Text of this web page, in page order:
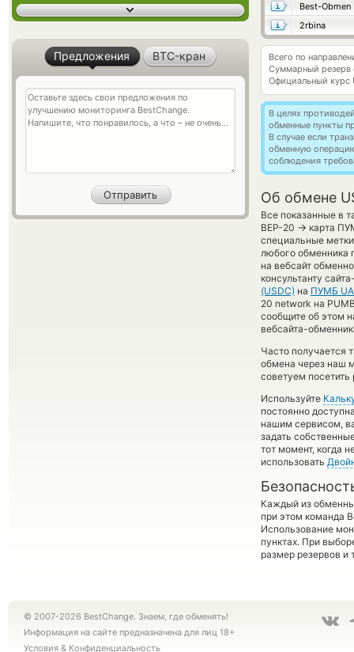
Best-Obmen
2rbina
Всего по
Суммарный резерв
Официальный курс
В целях
обменные пункты
В случае если
обменную
соблюдения
Об обмене
Все показанные в
BEP-20 → карта
специальные
любого обменника
на вебсайт
консультанту
(USDC) на ПУМБ
20 network на
сообщите об этом
вебсайта-
Часто получается
обмена через наш
советуем посетить
Используйте
постоянно
нашим сервисом,
задать
тот момент, когда
использовать
Каждый из
при этом команда
Использование
пунктах. При
размер резервов и
Предложения BTC-кран
© 2007-2026 BestChange. Знаем, где обменять!
Информация на сайте предназначена для лиц 18+
Условия & Конфиденциальность